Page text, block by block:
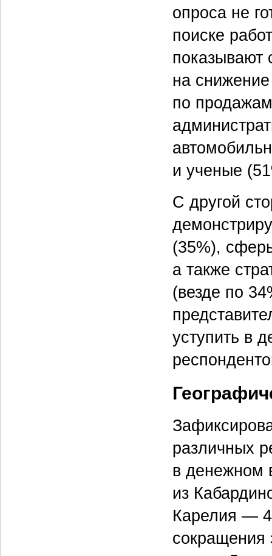
опроса не
поиске
показывают
на
по
и ученые
С другой
(35%),
а также
(везде по
уступить в
различных
в денежном
из
Карелия —
сокращения